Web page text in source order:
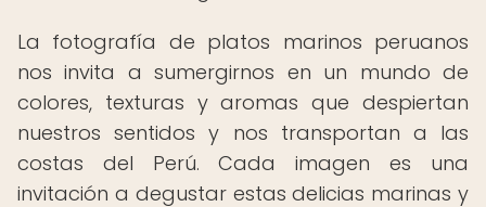
La fotografía de platos marinos peruanos
nos invita a sumergirnos en un mundo de
colores, texturas y aromas que despiertan
nuestros sentidos y nos transportan a las
costas del Perú. Cada imagen es una
invitación a degustar estas delicias marinas y